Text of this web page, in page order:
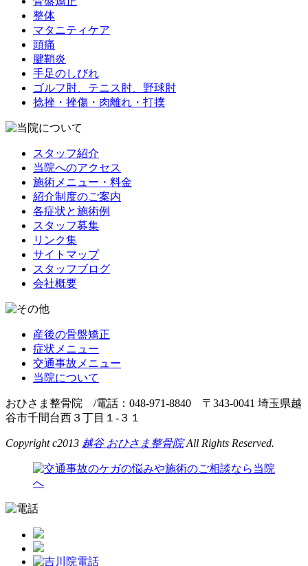
整体
マタニティケア
頭痛
腱鞘炎
手足のしびれ
ゴルフ肘、テニス肘、野球肘
捻挫・挫傷・肉離れ・打撲
スタッフ紹介
当院へのアクセス
施術メニュー・料金
紹介制度のご案内
各症状と施術例
スタッフ募集
リンク集
サイトマップ
スタッフブログ
会社概要
産後の骨盤矯正
症状メニュー
交通事故メニュー
当院について
おひさま整骨院 /電話：048-971-8840 〒343-0041 埼玉県越
谷市千間台西３丁目１-３１
Copyright c2013 越谷 おひさま整骨院All Rights Reserved.